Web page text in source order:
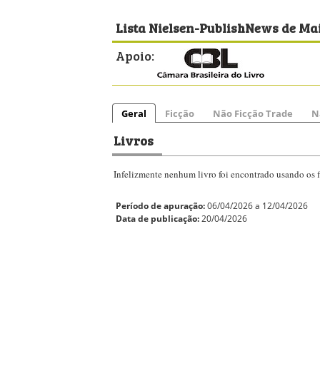
Lista Nielsen-PublishNews de
Apoio:
Geral Ficção Não Ficção Trade
Livros
Infelizmente nenhum livro foi encontrado usando os
Período de apuração:06/04/2026 a 12/04/2026
Data de publicação:20/04/2026